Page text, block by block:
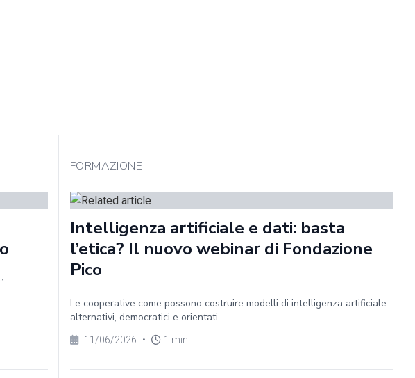
FORMAZIONE
Intelligenza artificiale e dati: basta
l’etica? Il nuovo webinar di Fondazione
Pico
Le cooperative come possono costruire modelli di intelligenza artificiale
alternativi, democratici e orientati...
11/06/2026 • 1 min